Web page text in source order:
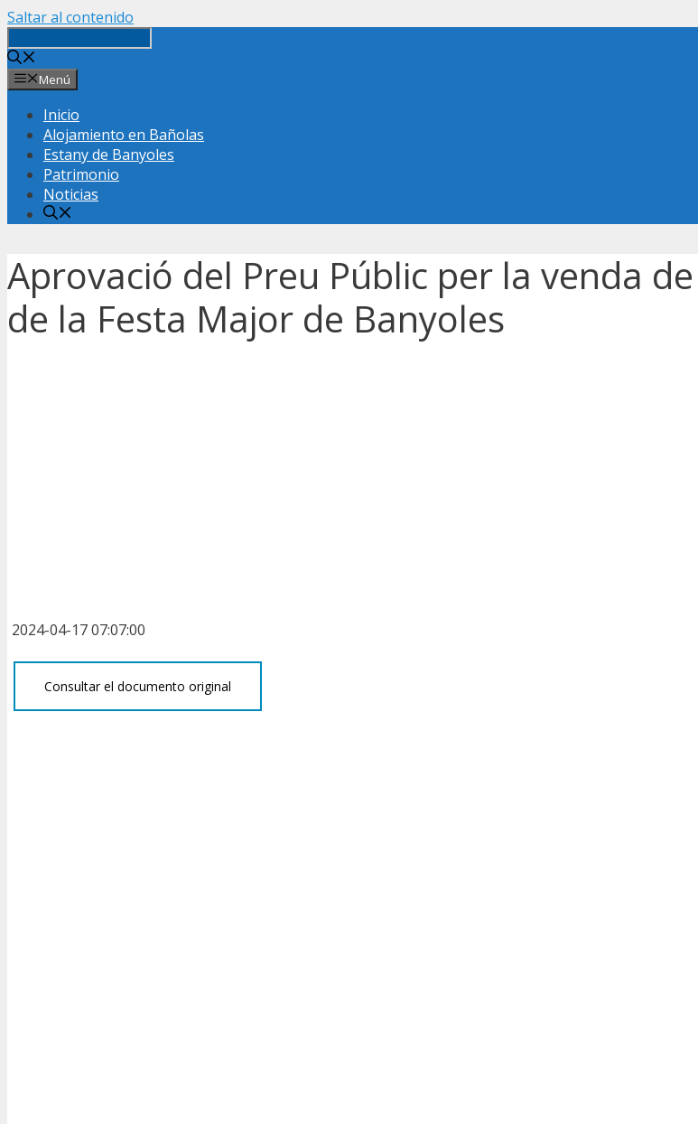
Saltar al contenido
Menú
Inicio
Alojamiento en Bañolas
Estany de Banyoles
Patrimonio
Noticias
Aprovació del Preu Públic per la venda
de la Festa Major de Banyoles
2024-04-17 07:07:00
Consultar el documento original